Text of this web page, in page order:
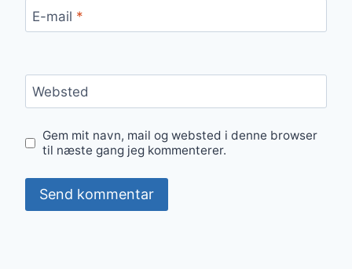
E-mail *
Websted
Gem mit navn, mail og websted i denne browser
til næste gang jeg kommenterer.